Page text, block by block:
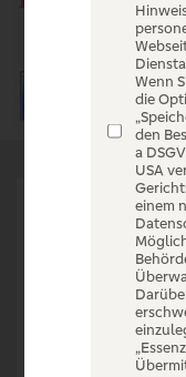
Wenn
die
den
a
USA
einem